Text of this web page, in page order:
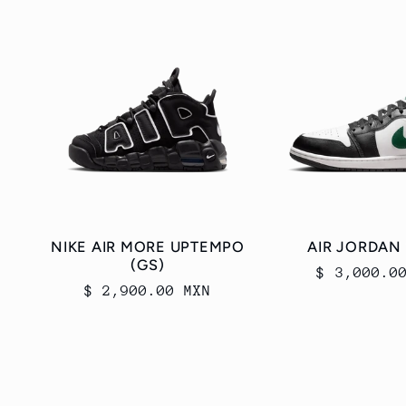
NIKE AIR MORE UPTEMPO
(GS)
Precio
$ 2,900.00 MXN
AIR JORDAN
Precio
$ 3,000.00